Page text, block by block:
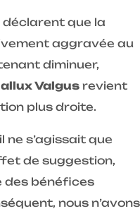
que la
aggravée au
diminuer,
Valgus revient
plus droite.
ne s’agissait que
de suggestion,
des bénéfices
nous n’avons